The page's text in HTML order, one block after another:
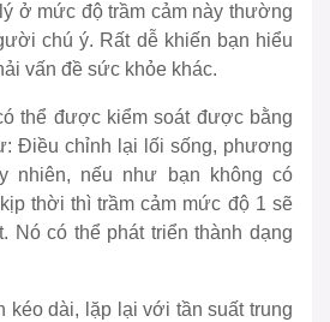
ở mức độ trầm cảm này thường
chú ý. Rất dễ khiến bạn hiểu
vấn đề sức khỏe khác.
thể được kiểm soát được bằng
Điều chỉnh lại lối sống, phương
nhiên, nếu như bạn không có
thời thì trầm cảm mức độ 1 sẽ
Nó có thể phát triển thành dạng
kéo dài, lặp lại với tần suất trung